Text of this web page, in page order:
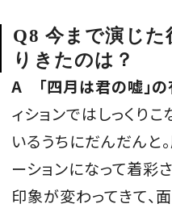
Q8 今まで演じた
りきたのは？
A 「四月は君の嘘」
ィションではしっくり
いるうちにだんだんと
ーションになって着彩
印象が変わってきて、